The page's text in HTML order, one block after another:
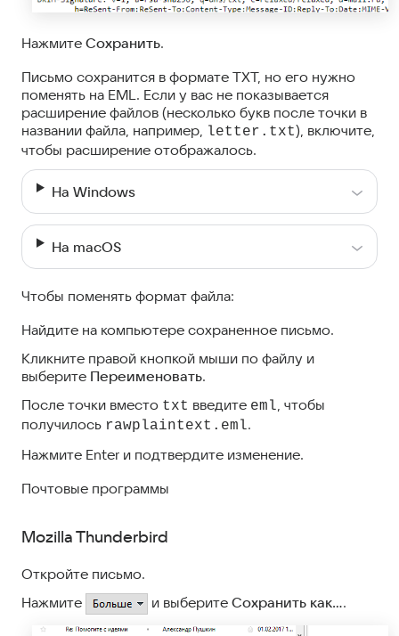
Нажмите Сохранить.
Письмо сохранится в формате TXT, но его нужно
поменять на EML. Если у вас не показывается
расширение файлов (несколько букв после точки в
названии файла, например, letter.txt), включитe,
чтобы расширение отображалось.
На Windows
На macOS
Чтобы поменять формат файла:
Найдите на компьютере сохраненное письмо.
Кликните правой кнопкой мыши по файлу и
выберите Переименовать.
После точки вместо txt введите eml, чтобы
получилось rawplaintext.eml.
Нажмите Enter и подтвердите изменение.
Почтовые программы
Mozilla Thunderbird
Откройте письмо.
Нажмите
и выберите Сохранить как….